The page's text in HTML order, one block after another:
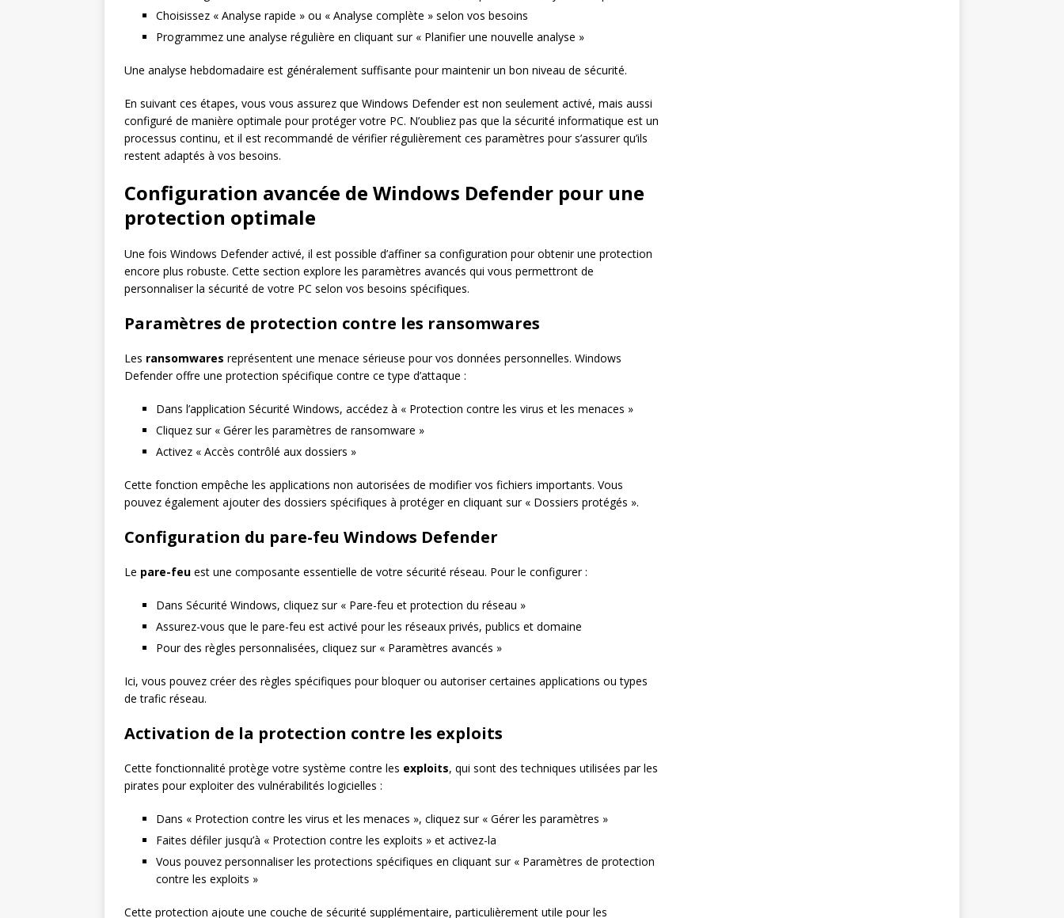
Choisissez « Analyse rapide » ou « Analyse complète » selon vos besoins
Programmez une analyse régulière en cliquant sur « Planifier une nouvelle analyse »
Une analyse hebdomadaire est généralement suffisante pour maintenir un bon niveau de sécurité.
En suivant ces étapes, vous vous assurez que Windows Defender est non seulement activé, mais aussi
configuré de manière optimale pour protéger votre PC. N’oubliez pas que la sécurité informatique est un
processus continu, et il est recommandé de vérifier régulièrement ces paramètres pour s’assurer qu’ils
restent adaptés à vos besoins.
Configuration avancée de Windows Defender pour une
protection optimale
Une fois Windows Defender activé, il est possible d’affiner sa configuration pour obtenir une protection
encore plus robuste. Cette section explore les paramètres avancés qui vous permettront de
personnaliser la sécurité de votre PC selon vos besoins spécifiques.
Paramètres de protection contre les ransomwares
Les ransomwares représentent une menace sérieuse pour vos données personnelles. Windows
Defender offre une protection spécifique contre ce type d’attaque :
Dans l’application Sécurité Windows, accédez à « Protection contre les virus et les menaces »
Cliquez sur « Gérer les paramètres de ransomware »
Activez « Accès contrôlé aux dossiers »
Cette fonction empêche les applications non autorisées de modifier vos fichiers importants. Vous
pouvez également ajouter des dossiers spécifiques à protéger en cliquant sur « Dossiers protégés ».
Configuration du pare-feu Windows Defender
Le pare-feu est une composante essentielle de votre sécurité réseau. Pour le configurer :
Dans Sécurité Windows, cliquez sur « Pare-feu et protection du réseau »
Assurez-vous que le pare-feu est activé pour les réseaux privés, publics et domaine
Pour des règles personnalisées, cliquez sur « Paramètres avancés »
Ici, vous pouvez créer des règles spécifiques pour bloquer ou autoriser certaines applications ou types
de trafic réseau.
Activation de la protection contre les exploits
Cette fonctionnalité protège votre système contre les exploits, qui sont des techniques utilisées par les
pirates pour exploiter des vulnérabilités logicielles :
Dans « Protection contre les virus et les menaces », cliquez sur « Gérer les paramètres »
Faites défiler jusqu’à « Protection contre les exploits » et activez-la
Vous pouvez personnaliser les protections spécifiques en cliquant sur « Paramètres de protection
contre les exploits »
Cette protection ajoute une couche de sécurité supplémentaire, particulièrement utile pour les